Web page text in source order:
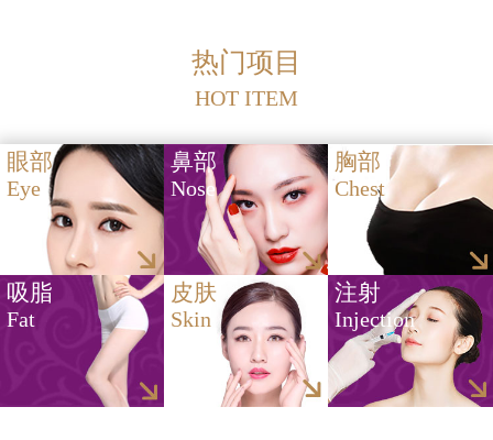
热门项目
HOT ITEM
眼部
Eye
鼻部
Nose
胸部
Chest
吸脂
Fat
皮肤
Skin
注射
Injection